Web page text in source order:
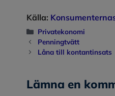
Källa:
Kategorier
Privatekonomi
Penningtvätt
Låna till kontantinsats
Lämna en